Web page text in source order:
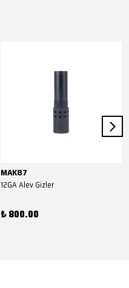
MAK87
12GA Alev Gizler
₺ 800.00